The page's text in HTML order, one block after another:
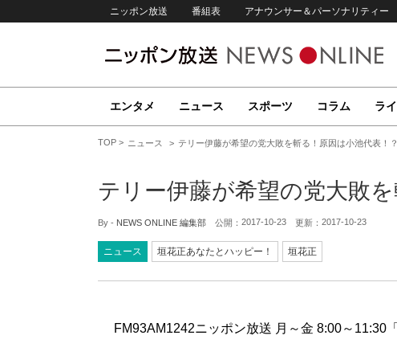
ニッポン放送 番組表 アナウンサー＆パーソナリティー
エンタメ ニュース スポーツ コラム ラ
TOP ニュース テリー伊藤が希望の党大敗を斬る！原因は小池代表！？
テリー伊藤が希望の党大敗
By - NEWS ONLINE 編集部 公開： 2017-10-23 更新： 2017-10-23
ニュース 垣花正あなたとハッピー！ 垣花正
FM93AM1242ニッポン放送 月～金 8:00～11:30「